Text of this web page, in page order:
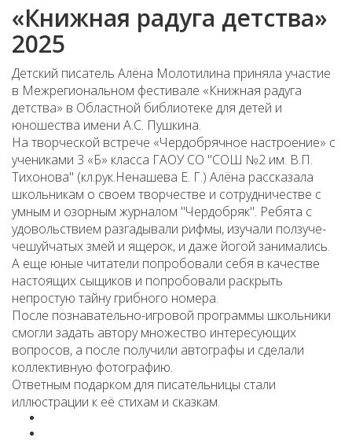
«Книжная радуга детства»
2025
Детский писатель Алёна Молотилина приняла участие
в Межрегиональном фестивале «Книжная радуга
детства» в Областной библиотеке для детей и
юношества имени А.С. Пушкина.
На творческой встрече «Чердобрячное настроение» с
учениками 3 «Б» класса ГАОУ СО "СОШ №2 им. В.П.
Тихонова" (кл.рук.Ненашева Е. Г.) Алёна рассказала
школьникам о своем творчестве и сотрудничестве с
умным и озорным журналом "Чердобряк". Ребята с
удовольствием разгадывали рифмы, изучали ползуче-
чешуйчатых змей и ящерок, и даже йогой занимались.
А еще юные читатели попробовали себя в качестве
настоящих сыщиков и попробовали раскрыть
непростую тайну грибного номера.
После познавательно-игровой программы школьники
смогли задать автору множество интересующих
вопросов, а после получили автографы и сделали
коллективную фотографию.
Ответным подарком для писательницы стали
иллюстрации к её стихам и сказкам.